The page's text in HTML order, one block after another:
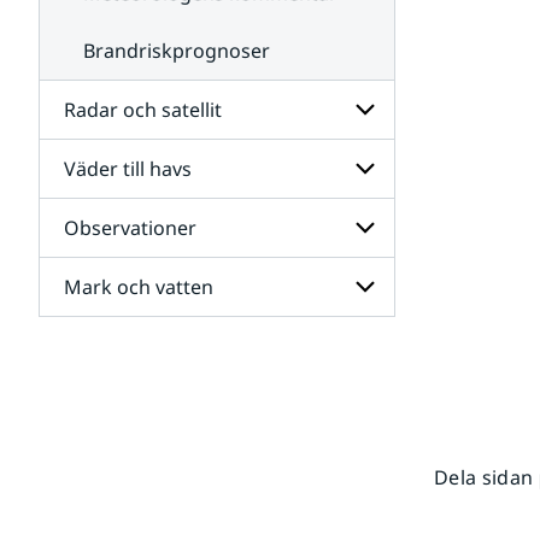
Brandriskprognoser
Radar och satellit
Undersidor
för
Radar
och
satellit
Väder till havs
Undersidor
för
Väder
till
havs
Observationer
Undersidor
för
Mark och vatten
Dela sidan